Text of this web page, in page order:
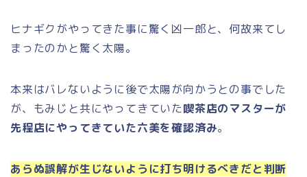
ヒナギクがやってきた事に驚く凶一郎と、何故来てし
まったのかと驚く太陽。
本来はバレないように後で太陽が向かうとの事でした
が、もみじと共にやってきていた喫茶店のマスターが
先程店にやってきていた六美を確認済み。
あらぬ誤解が生じないように打ち明けるべきだと判断